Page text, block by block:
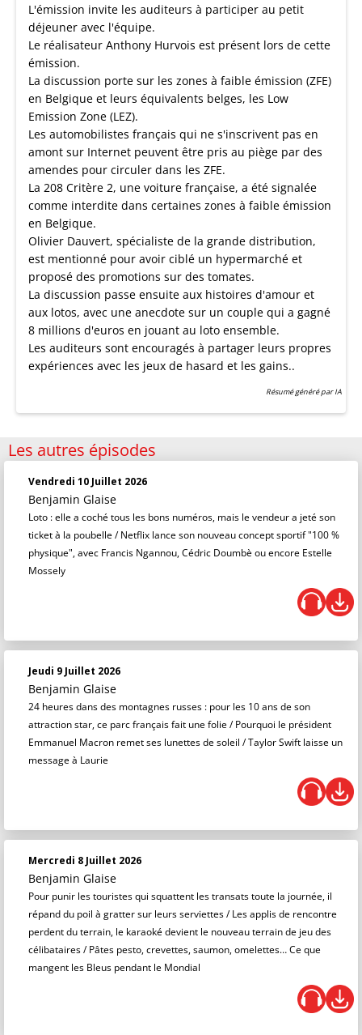
L'émission invite les auditeurs à participer au petit
déjeuner avec l'équipe.
Le réalisateur Anthony Hurvois est présent lors de cette
émission.
La discussion porte sur les zones à faible émission (ZFE)
en Belgique et leurs équivalents belges, les Low
Emission Zone (LEZ).
Les automobilistes français qui ne s'inscrivent pas en
amont sur Internet peuvent être pris au piège par des
amendes pour circuler dans les ZFE.
La 208 Critère 2, une voiture française, a été signalée
comme interdite dans certaines zones à faible émission
en Belgique.
Olivier Dauvert, spécialiste de la grande distribution,
est mentionné pour avoir ciblé un hypermarché et
proposé des promotions sur des tomates.
La discussion passe ensuite aux histoires d'amour et
aux lotos, avec une anecdote sur un couple qui a gagné
8 millions d'euros en jouant au loto ensemble.
Les auditeurs sont encouragés à partager leurs propres
expériences avec les jeux de hasard et les gains..
Résumé généré par IA
Les autres épisodes
Vendredi 10 Juillet 2026
Benjamin Glaise
Loto : elle a coché tous les bons numéros, mais le vendeur a jeté son
ticket à la poubelle / Netflix lance son nouveau concept sportif "100 %
physique", avec Francis Ngannou, Cédric Doumbè ou encore Estelle
Mossely
Jeudi 9 Juillet 2026
Benjamin Glaise
24 heures dans des montagnes russes : pour les 10 ans de son
attraction star, ce parc français fait une folie / Pourquoi le président
Emmanuel Macron remet ses lunettes de soleil / Taylor Swift laisse un
message à Laurie
Mercredi 8 Juillet 2026
Benjamin Glaise
Pour punir les touristes qui squattent les transats toute la journée, il
répand du poil à gratter sur leurs serviettes / Les applis de rencontre
perdent du terrain, le karaoké devient le nouveau terrain de jeu des
célibataires / Pâtes pesto, crevettes, saumon, omelettes… Ce que
mangent les Bleus pendant le Mondial